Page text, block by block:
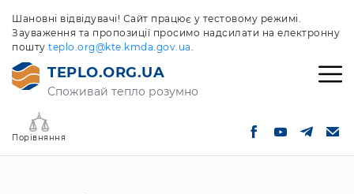
Шановні відвідувачі! Сайт працює у тестовому режимі.
Зауваження та пропозиції просимо надсилати на електронну
пошту teplo.org@kte.kmda.gov.ua.
TEPLO.ORG.UA
Споживай тепло розумно
Порівняння